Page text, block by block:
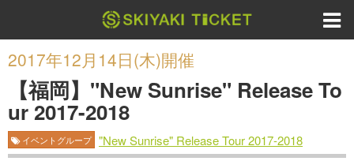
2017年12月14日(木)開催
【福岡】"New Sunrise" Release To
ur 2017-2018
イベントグループ "New Sunrise" Release Tour 2017-2018